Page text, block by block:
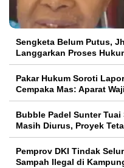
Sengketa Belum Putus,
Langgarkan Proses
Pakar Hukum Soroti
Cempaka Mas: Aparat
Bubble Padel Sunter
Masih Diurus, Proyek
Pemprov DKI Tindak
Sampah Ilegal di